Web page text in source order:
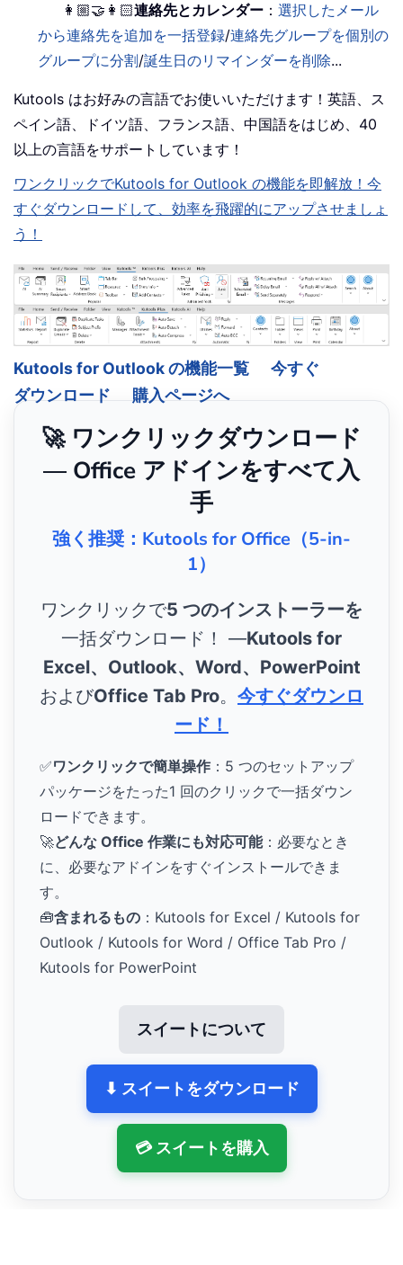
👩🏼‍🤝‍👩🏻連絡先とカレンダー ：選択したメール
から連絡先を追加を一括登録/連絡先グループを個別の
グループに分割/誕生日のリマインダーを削除...
Kutools はお好みの言語でお使いいただけます！英語、ス
ペイン語、ドイツ語、フランス語、中国語をはじめ、40
以上の言語をサポートしています！
ワンクリックでKutools for Outlook の機能を即解放！今
すぐダウンロードして、効率を飛躍的にアップさせましょ
う！
Kutools for Outlook の機能一覧
今すぐ
ダウンロード
購入ページへ
🚀 ワンクリックダウンロード
— Office アドインをすべて入
手
強く推奨：Kutools for Office（5-in-
1）
ワンクリックで5 つのインストーラーを
一括ダウンロード！ ―Kutools for
Excel、Outlook、Word、PowerPoint
およびOffice Tab Pro。 今すぐダウンロ
ード！
✅ワンクリックで簡単操作 ：5 つのセットアップ
パッケージをたった1 回のクリックで一括ダウン
ロードできます。
🚀どんな Office 作業にも対応可能：必要なとき
に、必要なアドインをすぐインストールできま
す。
🧰含まれるもの ：Kutools for Excel / Kutools for
Outlook / Kutools for Word / Office Tab Pro /
Kutools for PowerPoint
スイートについて
⬇ スイートをダウンロード
💳 スイートを購入